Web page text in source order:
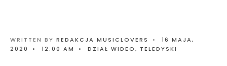
WRITTEN BY REDAKCJA MUSICLOVERS •
16 MAJA,
2020
• 12:00 AM • DZIAŁ WIDEO, TELEDYSKI